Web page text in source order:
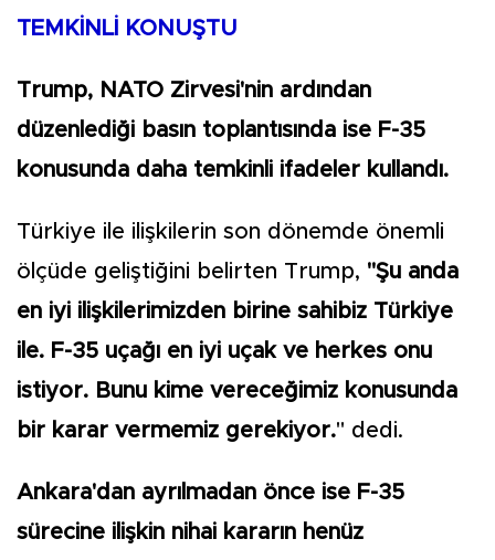
TEMKİNLİ KONUŞTU
Trump, NATO Zirvesi'nin ardından
düzenlediği basın toplantısında ise F-35
konusunda daha temkinli ifadeler kullandı.
Türkiye ile ilişkilerin son dönemde önemli
ölçüde geliştiğini belirten Trump, "Şu anda
en iyi ilişkilerimizden birine sahibiz Türkiye
ile. F-35 uçağı en iyi uçak ve herkes onu
istiyor. Bunu kime vereceğimiz konusunda
bir karar vermemiz gerekiyor." dedi.
Ankara'dan ayrılmadan önce ise F-35
sürecine ilişkin nihai kararın henüz